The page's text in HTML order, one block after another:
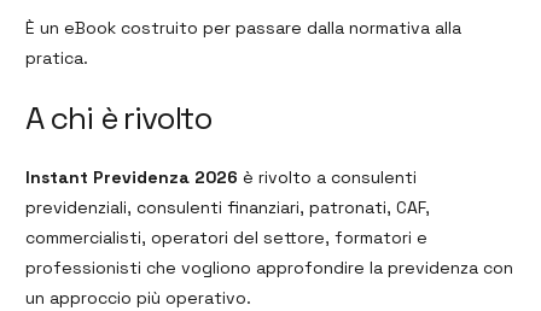
È un eBook costruito per passare dalla normativa alla
pratica.
A chi è rivolto
Instant Previdenza 2026 è rivolto a consulenti
previdenziali, consulenti finanziari, patronati, CAF,
commercialisti, operatori del settore, formatori e
professionisti che vogliono approfondire la previdenza con
un approccio più operativo.